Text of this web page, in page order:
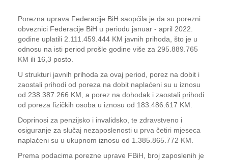
Porezna uprava Federacije BiH saopćila je da su porezni
obveznici Federacije BiH u periodu januar - april 2022.
godine uplatili 2.111.459.444 KM javnih prihoda, što je u
odnosu na isti period prošle godine više za 295.889.765
KM ili 16,3 posto.
U strukturi javnih prihoda za ovaj period, porez na dobit i
zaostali prihodi od poreza na dobit naplaćeni su u iznosu
od 238.387.266 KM, a porez na dohodak i zaostali prihodi
od poreza fizičkih osoba u iznosu od 183.486.617 KM.
Doprinosi za penzijsko i invalidsko, te zdravstveno i
osiguranje za slučaj nezaposlenosti u prva četiri mjeseca
naplaćeni su u ukupnom iznosu od 1.385.865.772 KM.
Prema podacima porezne uprave FBiH, broj zaposlenih je